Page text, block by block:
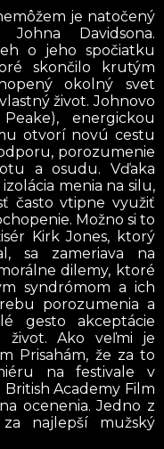
je natočený
Davidsona.
o jeho spočiatku
skončilo krutým
okolný svet
život. Johnovo
energickou
otvorí novú cestu
porozumenie
a osudu. Vďaka
menia na silu,
často vtipne využiť
Možno si to
Kirk Jones, ktorý
sa zameriava na
dilemy, ktoré
syndrómom a ich
porozumenia a
gesto akceptácie
život. Ako veľmi je
Prisahám, že za to
na festivale v
Academy Film
ocenenia. Jedno z
najlepší mužský